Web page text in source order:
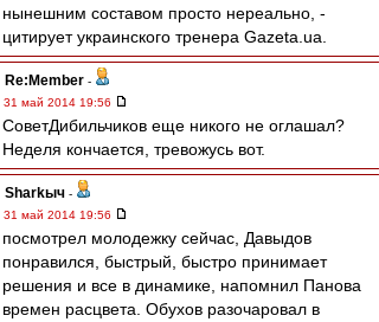
нынешним составом просто нереально, -
цитирует украинского тренера Gazeta.ua.
Re:Member -
31 май 2014 19:56
СоветДибильчиков еще никого не оглашал?
Неделя кончается, тревожусь вот.
Sharkыч -
31 май 2014 19:56
посмотрел молодежку сейчас, Давыдов
понравился, быстрый, быстро принимает
решения и все в динамике, напомнил Панова
времен расцвета. Обухов разочаровал в